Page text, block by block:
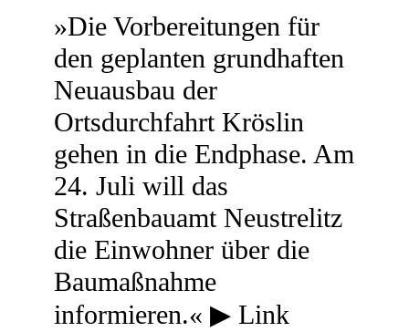
»Die Vorbereitungen für
den geplanten grundhaften
Neuausbau der
Ortsdurchfahrt Kröslin
gehen in die Endphase. Am
24. Juli will das
Straßenbauamt Neustrelitz
die Einwohner über die
Baumaßnahme
informieren.« ▶ Link